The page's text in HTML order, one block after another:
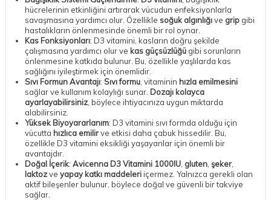
hücrelerinin etkinliğini artırarak vücudun enfeksiyonlarla
savaşmasına yardımcı olur. Özellikle soğuk algınlığıve grip gibi
hastalıkların önlenmesinde önemli bir rol oynar.
Kas Fonksiyonları: D3 vitamini, kasların doğru şekilde
çalışmasına yardımcı olur ve kas güçsüzlüğü gibi sorunların
önlenmesine katkıda bulunur. Bu, özellikle yaşlılarda kas
sağlığını iyileştirmek için önemlidir.
Sıvı Formun Avantajı: Sıvı formu , vitaminin hızla emilmesini
sağlar ve kullanım kolaylığı sunar. Dozajı kolayca
ayarlayabilirsiniz , böylece ihtiyacınıza uygun miktarda
alabilirsiniz.
Yüksek Biyoyararlanım: D3 vitamini sıvı formda olduğu için
vücutta hızlıca emilirve etkisi daha çabuk hissedilir. Bu,
özellikle D3 vitamini eksikliği yaşayanlar için önemli bir
avantajdır.
Doğal İçerik: Avicenna D3 Vitamini 1000IU gluten şeker
laktozve yapay katkı maddeleriiçermez. Yalnızca gerekli olan
aktif bileşenler bulunur, böylece doğal ve güvenli bir takviye
sağlar.